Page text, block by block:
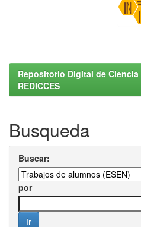
Repositorio Digital de
REDICCES
Busqueda
Buscar:
por